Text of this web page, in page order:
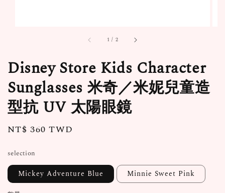
1 / 2
Disney Store Kids Character
Sunglasses 米奇／米妮兒童造
型抗 UV 太陽眼鏡
Regular
NT$ 360 TWD
selection
Mickey Adventure Blue Minnie Sweet Pink